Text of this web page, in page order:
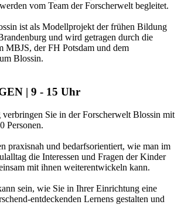
vom Team der Forscherwelt begleitet.
ist als Modellprojekt der frühen Bildung
und wird getragen durch die
MBJS, der FH Potsdam und dem
Blossin.
| 9 - 15 Uhr
Sie in der Forscherwelt Blossin mit
Personen.
praxisnah und bedarfsorientiert, wie man im
die Interessen und Fragen der Kinder
mit ihnen weiterentwickeln kann.
sein, wie Sie in Ihrer Einrichtung eine
entdeckenden Lernens gestalten und